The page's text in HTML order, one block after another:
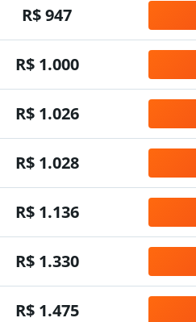
R$ 947
R$ 1.000
R$ 1.026
R$ 1.028
R$ 1.136
R$ 1.330
R$ 1.475